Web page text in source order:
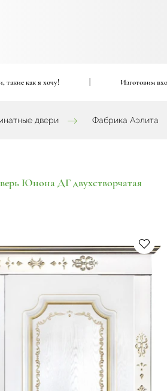
как я хочу! Изготовим
двери Фабрика Аэлита
Юнона ДГ двухстворчатая